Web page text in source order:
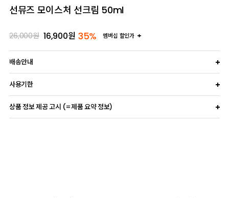
선뮤즈 모이스처 선크림 50ml
26,000원 16,900원 35% 멤버십 할인가
배송안내
사용기한
상품 정보 제공 고시 (=제품 요약 정보)